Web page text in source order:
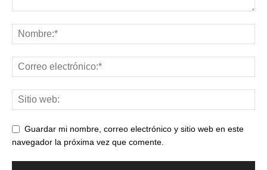
Guardar mi nombre, correo electrónico y sitio web en este
navegador la próxima vez que comente.